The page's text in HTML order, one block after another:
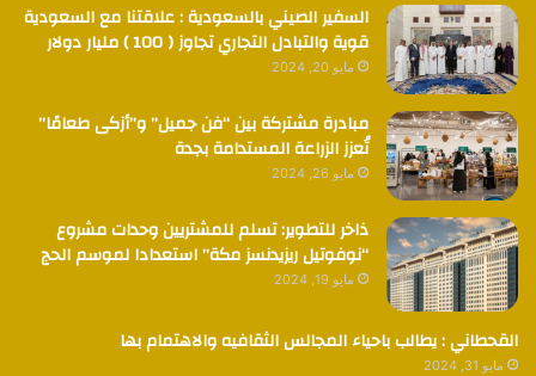
السفير الصيني بالسعودية : علاقتنا مع السعودية
قوية والتبادل التجاري تجاوز ( 100 ) مليار دولار
مايو 20, 2024
مبادرة مشتركة بين “فن جميل” و”أزكى طعامًا”
تُعزز الزراعة المستدامة بجدة
مايو 26, 2024
ذاخر للتطوير: تسلم للمشتريين وحدات مشروع
“نوفوتيل ريزيدنسز مكة” استعدادا لموسم الحج
مايو 19, 2024
القحطاني : يطالب باحياء المجالس الثقافيه والاهتمام بها
مايو 31, 2024